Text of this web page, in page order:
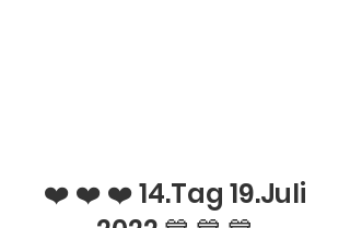
❤️ ❤️ ❤️ 14.Tag 19.Juli